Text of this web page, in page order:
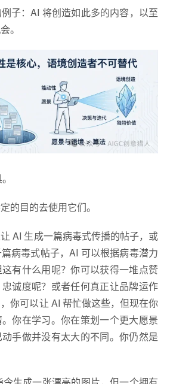
子：AI 将创造如此多的内容，以至
。
的目的去使用它们。
AI 生成一篇病毒式传播的帖子，或
病毒式帖子，AI 可以根据病毒潜力
有什么用呢？你可以获得一堆点赞
诚度呢？或者任何真正让品牌运作
你可以让 AI 帮忙做这些，但现在你
你在学习。你在策划一个更大愿景
手做并没有太大的不同。你仍然是